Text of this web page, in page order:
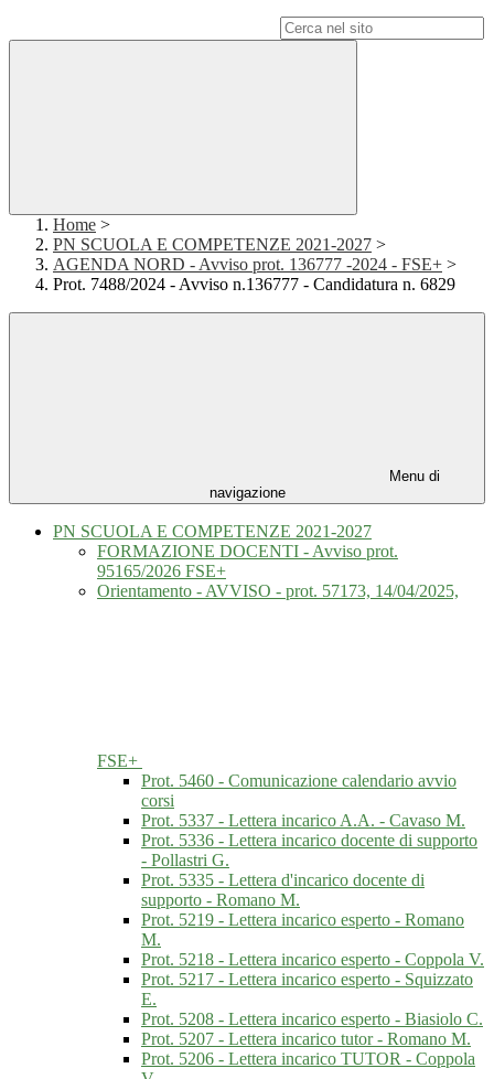
Home >
PN SCUOLA E COMPETENZE 2021-2027 >
AGENDA NORD - Avviso prot. 136777 -2024 - FSE+ >
Prot. 7488/2024 - Avviso n.136777 - Candidatura n. 6829
Menu di
navigazione
PN SCUOLA E COMPETENZE 2021-2027
FORMAZIONE DOCENTI - Avviso prot.
95165/2026 FSE+
Orientamento - AVVISO - prot. 57173, 14/04/2025,
FSE+
Prot. 5460 - Comunicazione calendario avvio
corsi
Prot. 5337 - Lettera incarico A.A. - Cavaso M.
Prot. 5336 - Lettera incarico docente di supporto
- Pollastri G.
Prot. 5335 - Lettera d'incarico docente di
supporto - Romano M.
Prot. 5219 - Lettera incarico esperto - Romano
M.
Prot. 5218 - Lettera incarico esperto - Coppola V.
Prot. 5217 - Lettera incarico esperto - Squizzato
E.
Prot. 5208 - Lettera incarico esperto - Biasiolo C.
Prot. 5207 - Lettera incarico tutor - Romano M.
Prot. 5206 - Lettera incarico TUTOR - Coppola